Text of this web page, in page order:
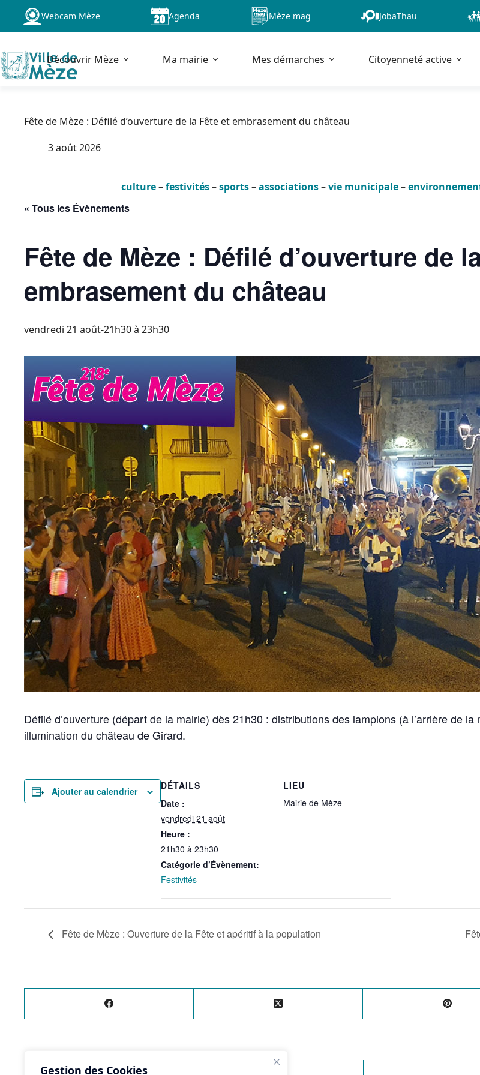
Gestion des Cookies
Passer
contenu
Webcam Mèze Agenda Mèze mag JobaThau
Découvrir Mèze Ma mairie Mes démarches Citoyenneté active
Fête de Mèze : Défilé d’ouverture de la Fête et embrasement du château
3 août 2026
culture–festivités–sports–associations–vie municipale–
« Tous les Évènements
Fête de Mèze : Défilé d’ouverture de
embrasement du château
vendredi 21 août-21h30à 23h30
Défilé d’ouverture (départ de la mairie) dès 21h30 : distributions des lampions (à l’arrière de
illumination du château de Girard.
Ajouter au calendrier
DÉTAILS
Date :
vendredi 21 août
Heure :
21h30 à 23h30
Catégorie d’Évènement:
Festivités
LIEU
Mairie de Mèze
Fête de Mèze : Ouverture de la Fête et apéritif à la population